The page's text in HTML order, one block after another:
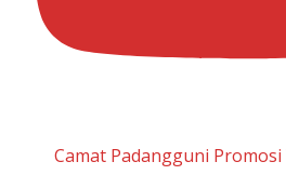
Camat Padangguni